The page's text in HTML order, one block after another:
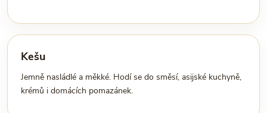
Kešu
Jemně nasládlé a měkké. Hodí se do směsí, asijské kuchyně,
krémů i domácích pomazánek.